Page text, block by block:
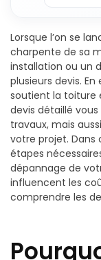
Lorsque l’on se
charpente de sa
installation ou un
plusieurs devis.
soutient la toiture
devis détaillé
travaux, mais
votre projet. Dans
étapes
dépannage de
influencent les
comprendre les